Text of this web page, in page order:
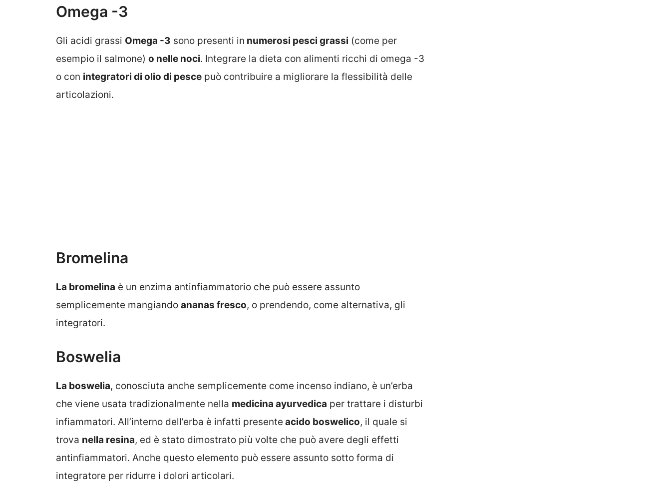
Omega -3
Gli acidi grassi Omega -3 sono presenti in numerosi pesci grassi (come per
esempio il salmone) o nelle noci. Integrare la dieta con alimenti ricchi di omega -3
o con integratori di olio di pesce può contribuire a migliorare la flessibilità delle
articolazioni.
Bromelina
La bromelina è un enzima antinfiammatorio che può essere assunto
semplicemente mangiando ananas fresco, o prendendo, come alternativa, gli
integratori.
Boswelia
La boswelia, conosciuta anche semplicemente come incenso indiano, è un’erba
che viene usata tradizionalmente nella medicina ayurvedica per trattare i disturbi
infiammatori. All’interno dell’erba è infatti presente acido boswelico, il quale si
trova nella resina, ed è stato dimostrato più volte che può avere degli effetti
antinfiammatori. Anche questo elemento può essere assunto sotto forma di
integratore per ridurre i dolori articolari.